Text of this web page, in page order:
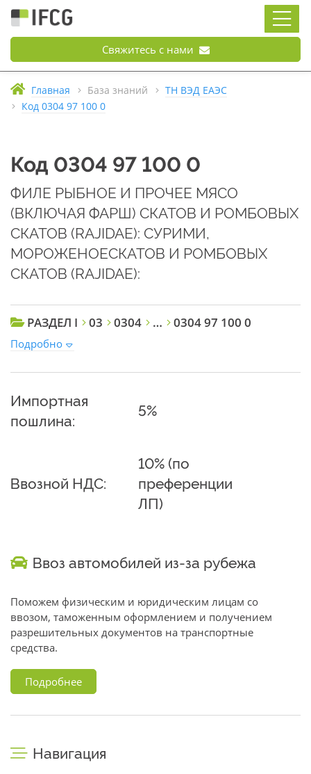
Свяжитесь с нами
Главная База знаний
ТН ВЭД ЕАЭС
Код 0304 97 100 0
Код 0304 97 100 0
ФИЛЕ РЫБНОЕ И ПРОЧЕЕ МЯСО
(ВКЛЮЧАЯ ФАРШ) СКАТОВ И РОМБОВЫХ
СКАТОВ (RAJIDAE): СУРИМИ,
МОРОЖЕНОЕСКАТОВ И РОМБОВЫХ
СКАТОВ (RAJIDAE):
РАЗДЕЛ I 03 0304 … 0304 97 100 0
Подробно
Импортная
пошлина:
5%
Ввозной НДС:
10% (по
преференции
ЛП)
Ввоз автомобилей из-за рубежа
Поможем физическим и юридическим лицам со
ввозом, таможенным оформлением и получением
разрешительных документов на транспортные
средства.
Подробнее
Навигация